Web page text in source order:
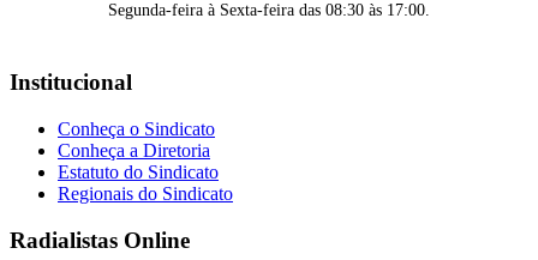
Segunda-feira à Sexta-feira das 08:30 às 17:00.
Institucional
Conheça o Sindicato
Conheça a Diretoria
Estatuto do Sindicato
Regionais do Sindicato
Radialistas Online